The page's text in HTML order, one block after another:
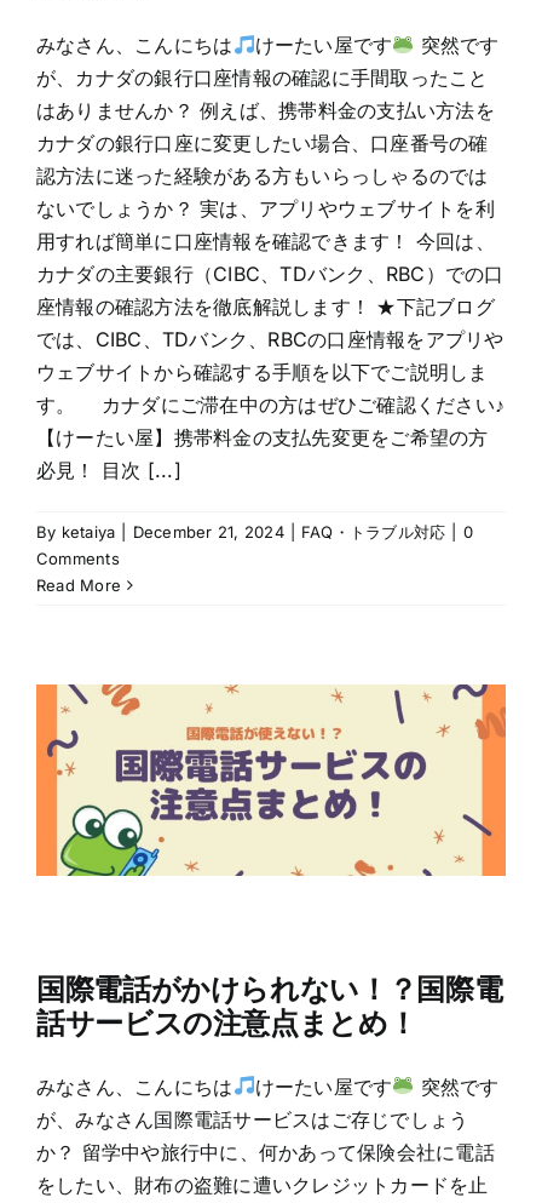
みなさん、こんにちは けーたい屋です
突然です
が、カナダの銀行口座情報の確認に手間取ったこと
はありませんか？ 例えば、携帯料金の支払い方法を
カナダの銀行口座に変更したい場合、口座番号の確
認方法に迷った経験がある方もいらっしゃるのでは
ないでしょうか？ 実は、アプリやウェブサイトを利
用すれば簡単に口座情報を確認できます！ 今回は、
カナダの主要銀行（CIBC、TDバンク、RBC）での口
座情報の確認方法を徹底解説します！ ★下記ブログ
では、CIBC、TDバンク、RBCの口座情報をアプリや
ウェブサイトから確認する手順を以下でご説明しま
す。 カナダにご滞在中の方はぜひご確認ください♪
【けーたい屋】携帯料金の支払先変更をご希望の方
必見！ 目次 [...]
By ketaiya December 21, 2024 FAQ・トラブル対応
0
Comments
Read More
国際電話がかけられない！？国際電
話サービスの注意点まとめ！
みなさん、こんにちは けーたい屋です
突然です
が、みなさん国際電話サービスはご存じでしょう
か？ 留学中や旅行中に、何かあって保険会社に電話
をしたい、財布の盗難に遭いクレジットカードを止